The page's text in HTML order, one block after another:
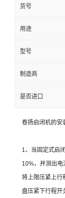
货号
用途
型号
制造商
是否进口
卷扬启闭机的安
1、当固定式启
10%，并测出电
将上限压紧上行
盘压紧下行程开